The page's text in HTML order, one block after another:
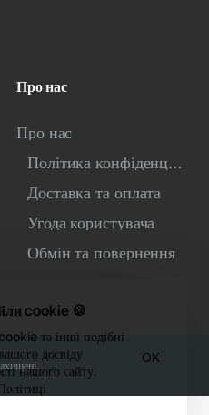
cookie 🍪
та інші подібні
досвіду
нашого сайту.
OK
Про нас
Про нас
Політика конфіденційності
Доставка та оплата
Угода користувача
Обмін та повернення